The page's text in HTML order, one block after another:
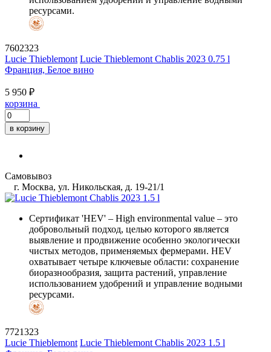
ресурсами.
7602323
Lucie Thieblemont Lucie Thieblemont Chablis 2023 0.75 l
Франция, Белое вино
5 950 ₽
корзина
в корзину
Самовывоз
г. Москва, ул. Никольская, д. 19-21/1
Сертификат 'HEV' – High environmental value – это
добровольный подход, целью которого является
выявление и продвижение особенно экологически
чистых методов, применяемых фермерами. HEV
охватывает четыре ключевые области: сохранение
биоразнообразия, защита растений, управление
использованием удобрений и управление водными
ресурсами.
7721323
Lucie Thieblemont Lucie Thieblemont Chablis 2023 1.5 l